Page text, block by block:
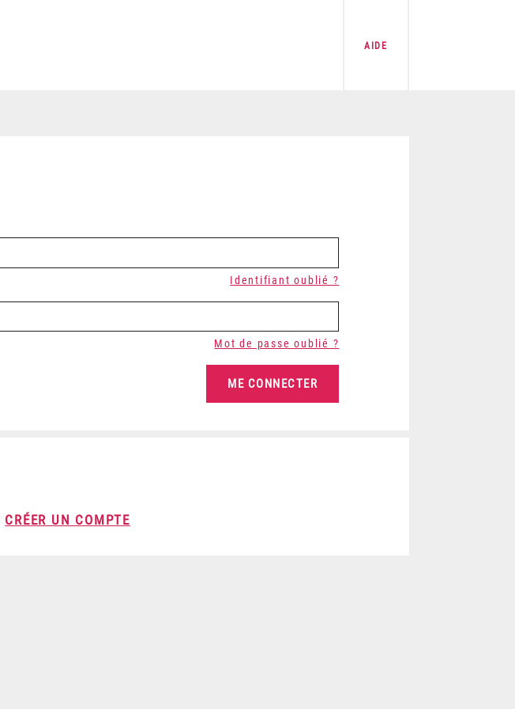
AIDE
Identifiant oublié ?
Mot de passe oublié ?
CRÉER UN COMPTE